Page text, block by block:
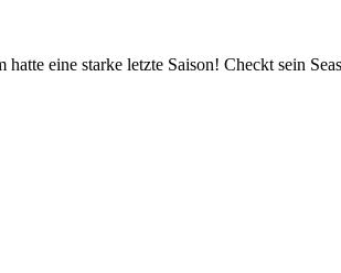
eine starke letzte Saison! Checkt sein